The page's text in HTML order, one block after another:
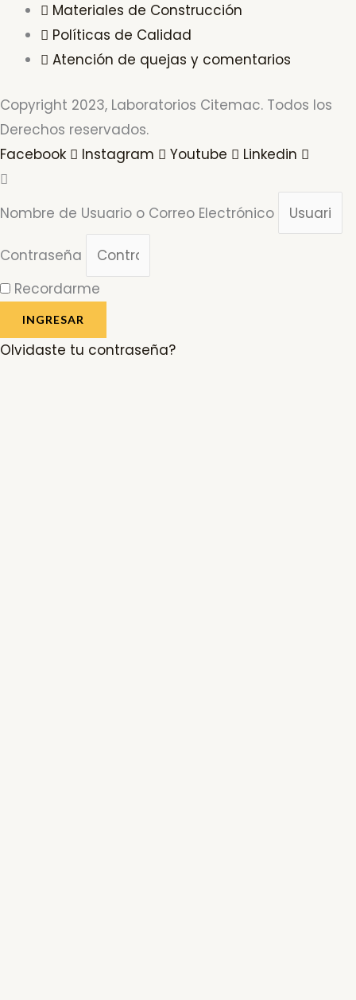
Materiales de Construcción
Políticas de Calidad
Atención de quejas y comentarios
Copyright 2023, Laboratorios Citemac. Todos los
Derechos reservados.
Facebook
Instagram Youtube Linkedin
Nombre de Usuario o Correo Electrónico
Contraseña
Recordarme
INGRESAR
Olvidaste tu contraseña?